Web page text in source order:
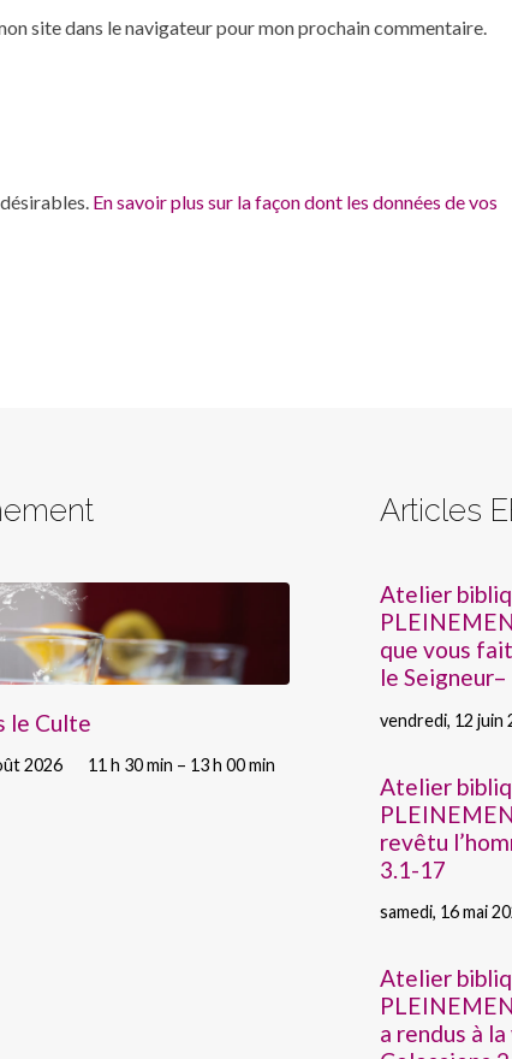
site dans le navigateur pour mon prochain commentaire.
En savoir plus sur la façon dont les données de vos
le Culte
2026 11 h 30 min – 13 h 00 min
Articles
Atelier
que vous
le
vendredi, 12 juin
Atelier
revêtu
3.1-17
samedi, 16 mai
Atelier
a rendus à